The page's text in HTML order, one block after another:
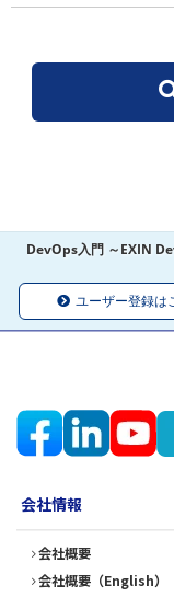
DevOps入門 ～EXIN
ユーザー登録は
会社情報
会社概要
会社概要（English）